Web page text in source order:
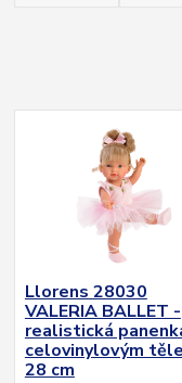
Llorens 28030
VALERIA BALLET -
realistická
celovinylovým
28 cm